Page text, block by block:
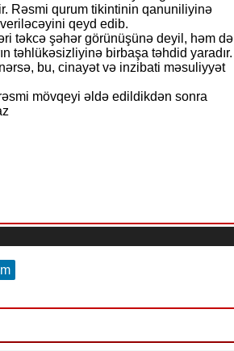
Rəsmi qurum tikintinin qanuniliyinə
qeyd edib.
təkcə şəhər görünüşünə deyil, həm də
təhlükəsizliyinə birbaşa təhdid yaradır.
bu, cinayət və inzibati məsuliyyət
mövqeyi əldə edildikdən sonra